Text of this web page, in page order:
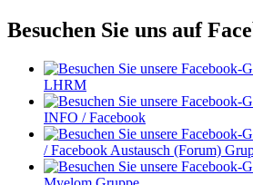
Besuchen Sie uns auf
LHRM
INFO / Facebook
/ Facebook Austausch (Forum)